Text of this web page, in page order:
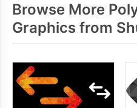
Browse More
Graphics from